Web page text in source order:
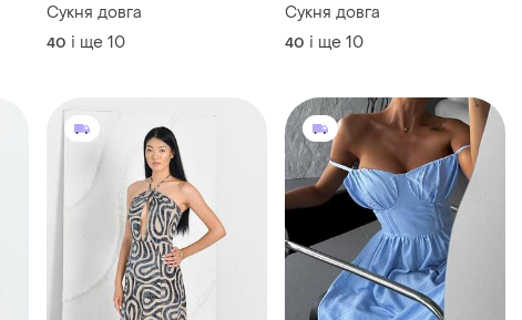
Сукня довга
40 і ще 10
Сукня довга
40 і ще 10